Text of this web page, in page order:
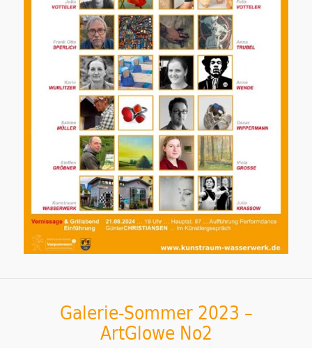
Galerie-Sommer 2023 –
ArtGlowe No2